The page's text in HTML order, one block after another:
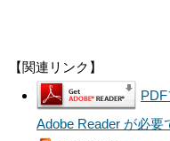
【関連リンク】
Adobe Reader が必要